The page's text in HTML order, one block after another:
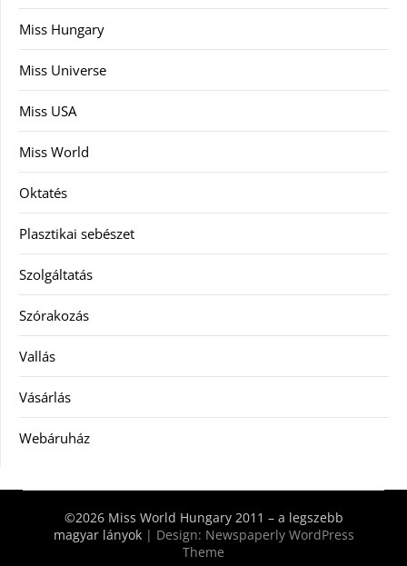
Miss Hungary
Miss Universe
Miss USA
Miss World
Oktatés
Plasztikai sebészet
Szolgáltatás
Szórakozás
Vallás
Vásárlás
Webáruház
©2026 Miss World Hungary 2011 – a legszebb
magyar lányok | Design: Newspaperly WordPress
Theme